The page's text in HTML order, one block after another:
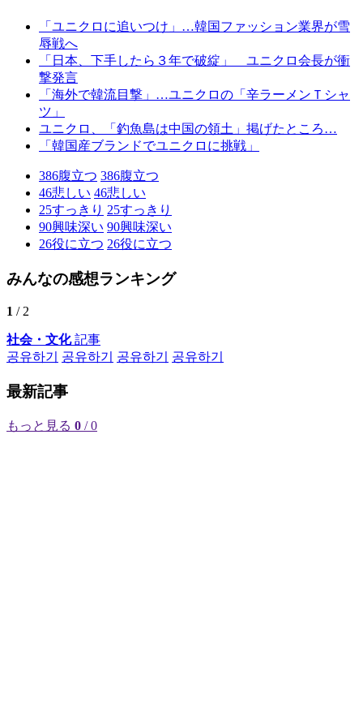
「ユニクロに追いつけ」…韓国ファッション業界が雪
辱戦へ
「日本、下手したら３年で破綻」 ユニクロ会長が衝
撃発言
「海外で韓流目撃」…ユニクロの「辛ラーメンＴシャ
ツ」
ユニクロ、「釣魚島は中国の領土」掲げたところ…
「韓国産ブランドでユニクロに挑戦」
386腹立つ 386腹立つ
46悲しい 46悲しい
25すっきり 25すっきり
90興味深い 90興味深い
26役に立つ 26役に立つ
みんなの感想ランキング
1 / 2
社会・文化記事
공유하기
공유하기 공유하기 공유하기
最新記事
もっと見る 0 / 0